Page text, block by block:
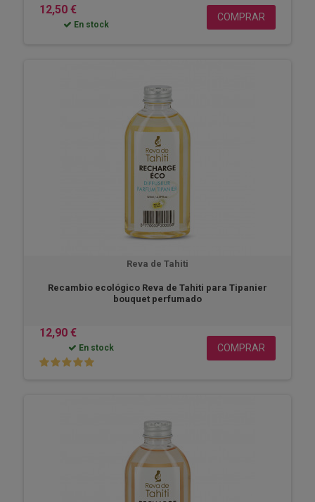
12,50 €
En stock
COMPRAR
Reva de Tahiti
Recambio ecológico Reva de Tahiti para Tipanier
bouquet perfumado
12,90 €
En stock COMPRAR